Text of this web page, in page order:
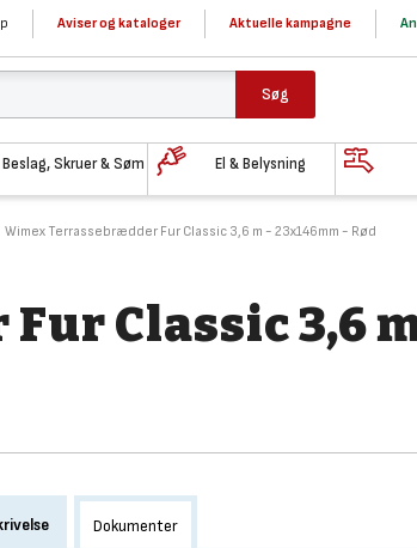
Aviser og kataloger Aktuelle kampagne
Søg
Beslag, Skruer & Søm El & Belysning
Wimex Terrassebrædder Fur Classic 3,6 m - 23x146mm - Rød
Classic 3,6
Dokumenter